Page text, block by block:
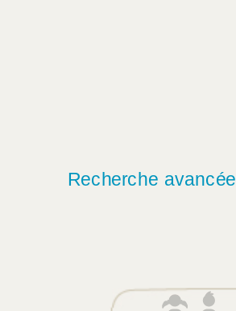
Recherche avancée